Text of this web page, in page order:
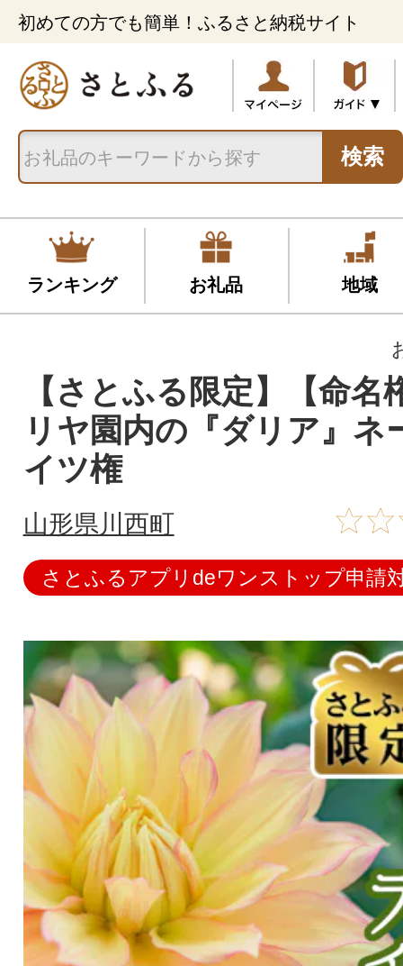
初めての方でも簡単！ふるさと納税サイト
検索
ランキング お礼品 地域
【さとふる限定】【命名
リヤ園内の『ダリア』ネ
イツ権
山形県川西町
さとふるアプリdeワンストップ申請